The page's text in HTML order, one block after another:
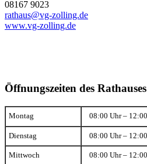
08167 9023
rathaus@vg-zolling.de
www.vg-zolling.de
Öffnungszeiten des
Montag 08:00 Uhr –
Dienstag 08:00 Uhr –
Mittwoch 08:00 Uhr –